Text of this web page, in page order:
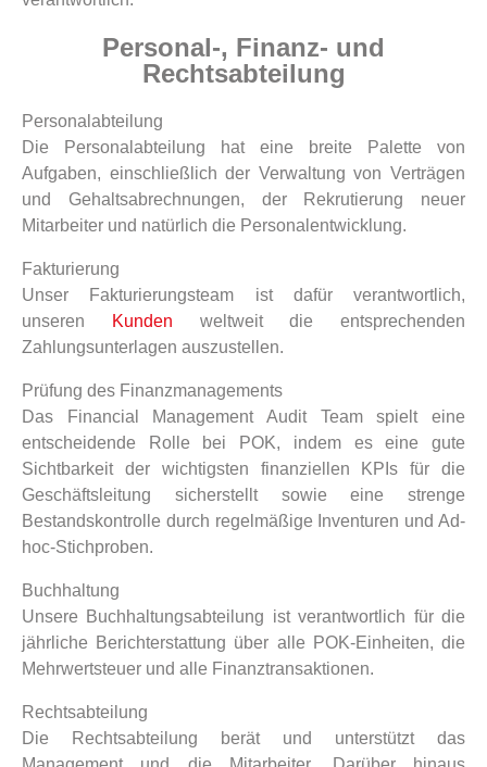
Personal-, Finanz- und
Rechtsabteilung
Personalabteilung
Die Personalabteilung hat eine breite Palette von
Aufgaben, einschließlich der Verwaltung von Verträgen
und Gehaltsabrechnungen, der Rekrutierung neuer
Mitarbeiter und natürlich die Personalentwicklung.
Fakturierung
Unser Fakturierungsteam ist dafür verantwortlich,
unseren
Kunden weltweit die entsprechenden
Zahlungsunterlagen auszustellen.
Prüfung des Finanzmanagements
Das Financial Management Audit Team spielt eine
entscheidende Rolle bei POK, indem es eine gute
Sichtbarkeit der wichtigsten finanziellen KPIs für die
Geschäftsleitung sicherstellt sowie eine strenge
Bestandskontrolle durch regelmäßige Inventuren und Ad-
hoc-Stichproben.
Buchhaltung
Unsere Buchhaltungsabteilung ist verantwortlich für die
jährliche Berichterstattung über alle POK-Einheiten, die
Mehrwertsteuer und alle Finanztransaktionen.
Rechtsabteilung
Die Rechtsabteilung berät und unterstützt das